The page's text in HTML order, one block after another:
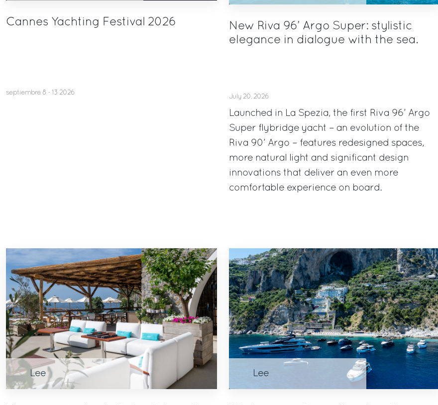
Cannes Yachting Festival 2026
septiembre 8 - 13 2026
New Riva 96’ Argo Super: stylistic
elegance in dialogue with the sea.
July 20, 2026
Launched in La Spezia, the first Riva 96’ Argo
Super flybridge yacht – an evolution of the
Riva 90’ Argo – features redesigned spaces,
more natural light and significant design
innovations that deliver an even more
comfortable experience on board.
Lee Lee